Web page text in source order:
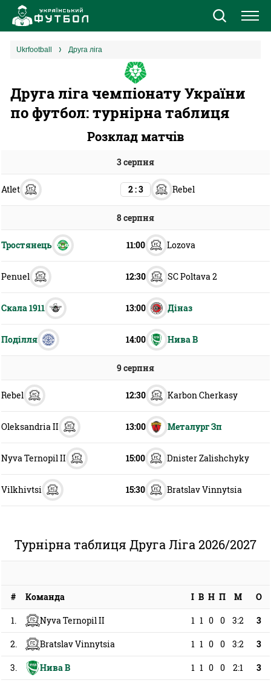
Збірна
Єврокубки
УПЛ
Різне
Букмекери
Казино
ukrfootball Друга ліга
Друга ліга чемпіонату України
по футбол: турнірна таблиця
Розклад матчів
3 серпня
Atlet 2 : 3 Rebel
8 серпня
Тростянець 11:00 Lozova
Penuel 12:30 SC Poltava 2
Скала 1911 13:00 Діназ
Поділля 14:00 Нива В
9 серпня
Rebel 12:30 Karbon Cherkasy
Oleksandria II 13:00 Металург Зп
Nyva Ternopil II 15:00 Dnister Zalishchyky
Vilkhivtsi 15:30 Bratslav Vinnytsia
Турнірна таблиця Друга Ліга 2026/2027
# Команда І В Н П М О
1. Nyva Ternopil II 1 1 0 0 3:2 3
2. Bratslav Vinnytsia 1 1 0 0 3:2 3
3. Нива В 1 1 0 0 2:1 3